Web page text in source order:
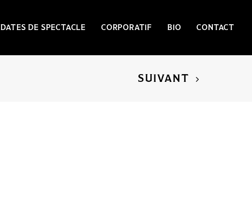
DATES DE SPECTACLE CORPORATIF BIO CONTACT
SUIVANT